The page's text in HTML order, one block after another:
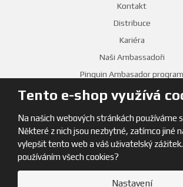
Tento e-shop využívá
Na našich webových stránkách používáme
Některé z nich jsou nezbytné, zatímco jiné
vylepšit tento web a váš uživatelský
používáním všech cookies?
Nastavení
Kontakt
Distribuce
Kariéra
Naši Ambassadoři
Pinguin Ambasador program